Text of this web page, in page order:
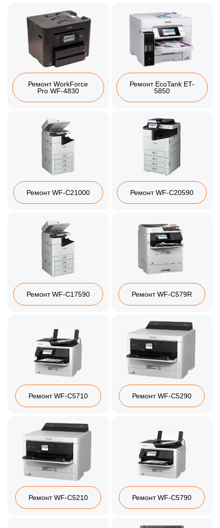
Ремонт WorkForce
Pro WF-4830
Ремонт EcoTank ET-
5850
Ремонт WF-C21000 Ремонт WF-C20590
Ремонт WF-C17590 Ремонт WF-C579R
Ремонт WF-C5710 Ремонт WF-C5290
Ремонт WF-C5210 Ремонт WF-C5790